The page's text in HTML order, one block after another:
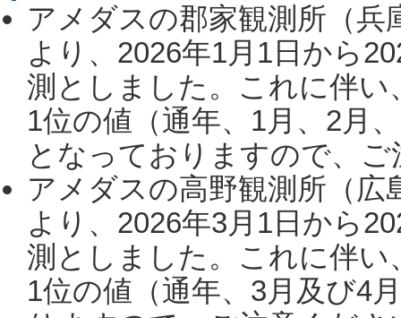
アメダスの郡家観測所（
より、2026年1月1日から
測としました。これに伴い
1位の値（通年、1月、2月
となっておりますので、
アメダスの高野観測所（
より、2026年3月1日から
測としました。これに伴い
1位の値（通年、3月及び4